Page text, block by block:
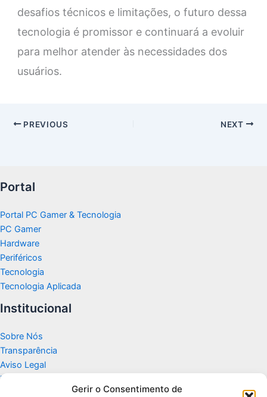
Gerir o Consentimento de
desafios técnicos e limitações, o futuro dessa
tecnologia é promissor e continuará a evoluir
para melhor atender às necessidades dos
usuários.
PREVIOUS NEXT
Portal
Portal PC Gamer & Tecnologia
PC Gamer
Hardware
Periféricos
Tecnologia
Tecnologia Aplicada
Institucional
Sobre Nós
Transparência
Aviso Legal
Termos de Uso
Politicas de Privacidade e Cookies